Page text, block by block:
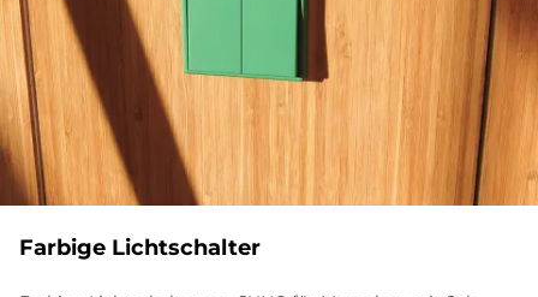
Far­bi­ge Licht­schal­ter